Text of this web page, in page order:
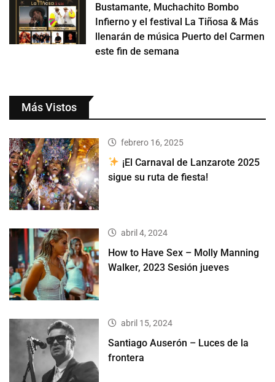
Bustamante, Muchachito Bombo
Infierno y el festival La Tiñosa & Más
llenarán de música Puerto del Carmen
este fin de semana
Más Vistos
febrero 16, 2025
¡El Carnaval de Lanzarote 2025
sigue su ruta de fiesta!
abril 4, 2024
How to Have Sex – Molly Manning
Walker, 2023 Sesión jueves
abril 15, 2024
Santiago Auserón – Luces de la
frontera